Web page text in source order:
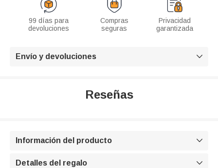
99 días para
devoluciones
Compras
seguras
Privacidad
garantizada
Envío y devoluciones 
Reseñas
Información del producto 
Detalles del regalo 